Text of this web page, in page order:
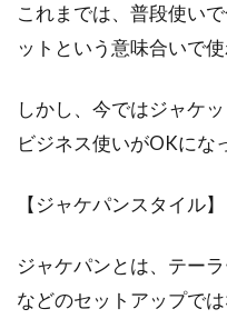
わりと
ジー
洒落
ジーン
を問わ
これまでは、普段使い
ットという意味合いで使
しかし、今ではジャケ
ビジネス使いがOKにな
【ジャケパンスタイル】
ジャケパンとは、テー
などのセットアップで